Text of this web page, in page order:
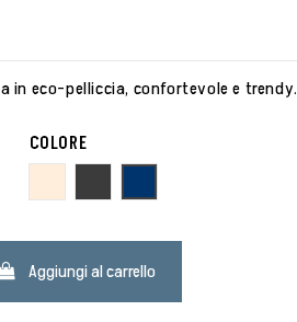
in eco-pelliccia, confortevole e trendy.
COLORE
Aggiungi al carrello